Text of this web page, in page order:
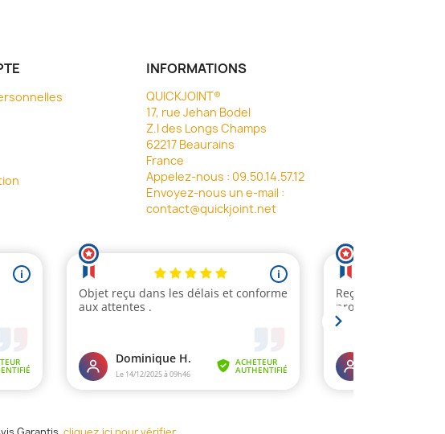
INFORMATIONS
QUICKJOINT®
17, rue Jehan Bodel
Z.I des Longs Champs
62217 Beaurains
France
Appelez-nous : 09.50.14.57.12
Envoyez-nous un e-mail :
contact@quickjoint.net